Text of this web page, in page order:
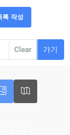
록 작성
Clear 가기